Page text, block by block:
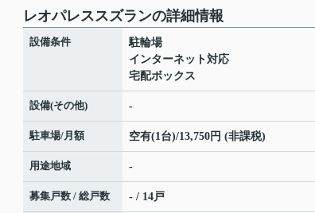
レオパレススズランの詳細情報
設備条件
駐輪場
インターネット対応
宅配ボックス
設備(その他) -
駐車場/月額 空有(1台)/13,750円 (非課税)
用途地域 -
募集戸数 / 総戸数 - / 14戸